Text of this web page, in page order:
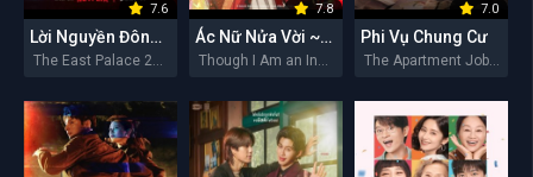
7.6
Lời Nguyền Đông Cung
The East Palace 2026
7.8
Ác Nữ Nửa Vời ~Truyền Kì Hoán Hồn Đổi Xác~
Though I Am an Inept Villainess 2026
7.0
Phi Vụ Chung Cư
The Apartment Job 2026